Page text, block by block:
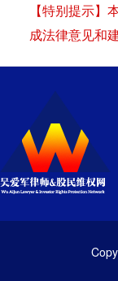
【特别提示
成法律意见和